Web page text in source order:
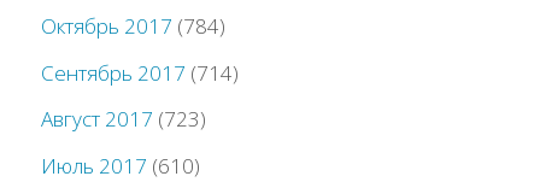
Октябрь 2017 (784)
Сентябрь 2017 (714)
Август 2017 (723)
Июль 2017 (610)